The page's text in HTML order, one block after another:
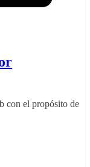
con el propósito de